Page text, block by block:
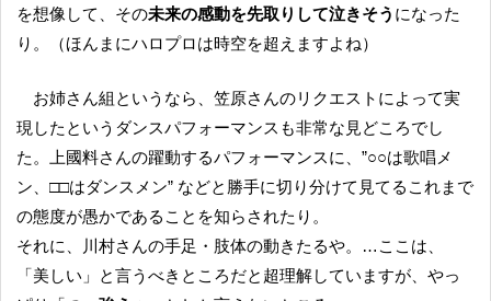
を想像して、その未来の感動を先取りして泣きそう になった
り。（ほんまにハロプロは時空を超えますよね）
お姉さん組というなら、笠原さんのリクエストによって実
現したというダンスパフォーマンスも非常な見どころでし
た。上國料さんの躍動するパフォーマンスに、”○○は歌唱メ
ン、□□はダンスメン” などと勝手に切り分けて見てるこれまで
の態度が愚かであることを知らされたり。
それに、川村さんの手足・肢体の動きたるや。…ここは、
「美しい」と言うべきところだと超理解していますが、やっ